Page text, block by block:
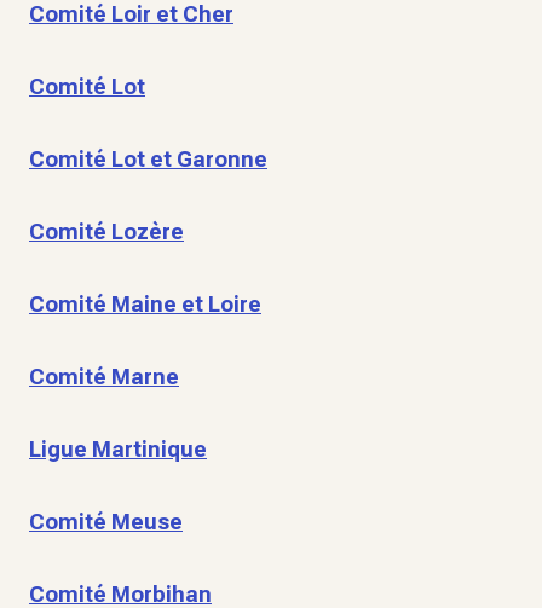
Comité Loir et Cher
Comité Lot
Comité Lot et Garonne
Comité Lozère
Comité Maine et Loire
Comité Marne
Ligue Martinique
Comité Meuse
Comité Morbihan